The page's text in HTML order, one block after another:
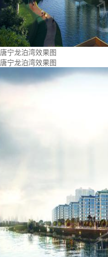
唐宁龙泊湾效果图
唐宁龙泊湾效果图